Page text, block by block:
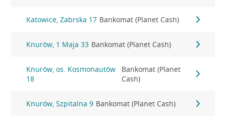
Katowice, Zabrska 17 Bankomat (Planet Cash)
Knurów, 1 Maja 33 Bankomat (Planet Cash)
Knurów, os. Kosmonautów
18
Bankomat (Planet
Cash)
Knurów, Szpitalna 9 Bankomat (Planet Cash)